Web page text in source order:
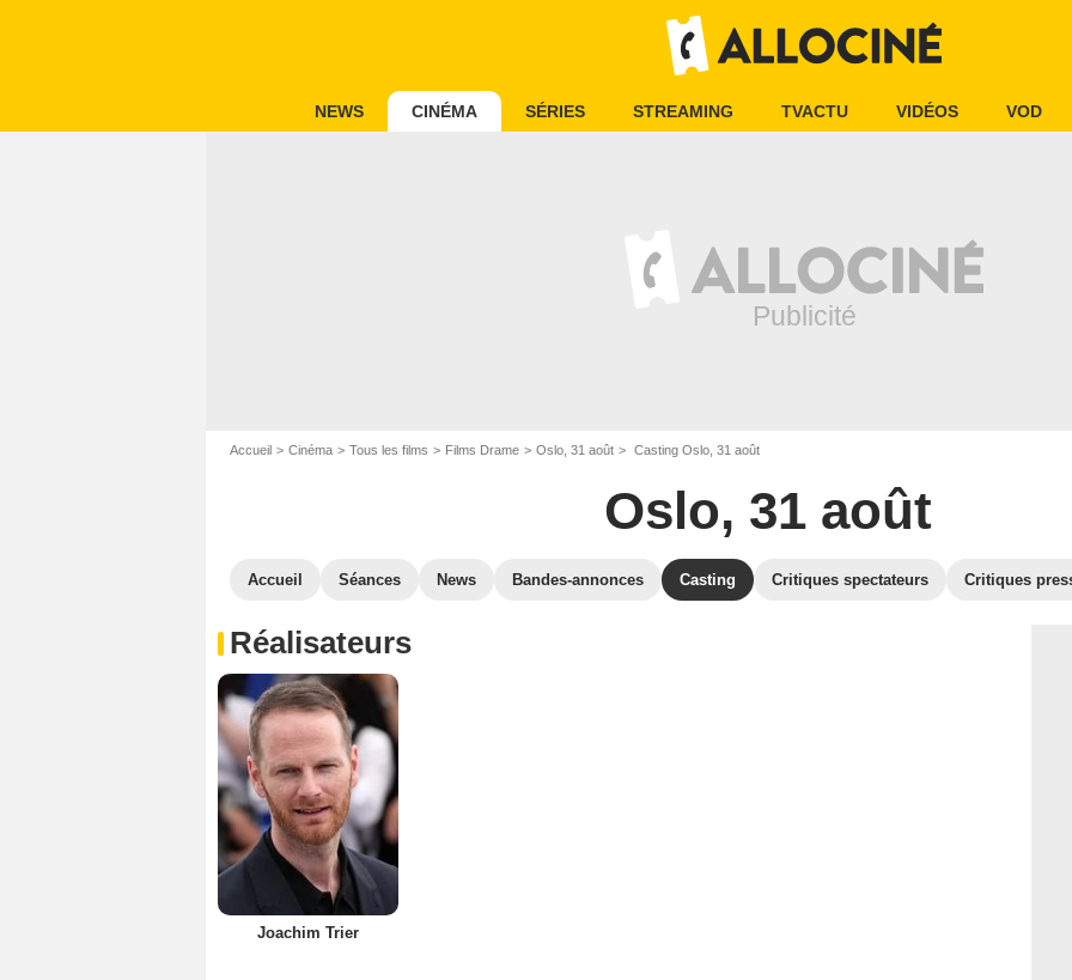
NEWS CINÉMA SÉRIES STREAMING TVACTU VIDÉOS VOD
Accueil Cinéma Tous les films Films Drame Oslo, 31 août Casting Oslo, 31 août
Oslo, 31 août
Accueil Séances News Bandes-annonces Casting Critiques spectateurs Critiques
Réalisateurs
Joachim Trier